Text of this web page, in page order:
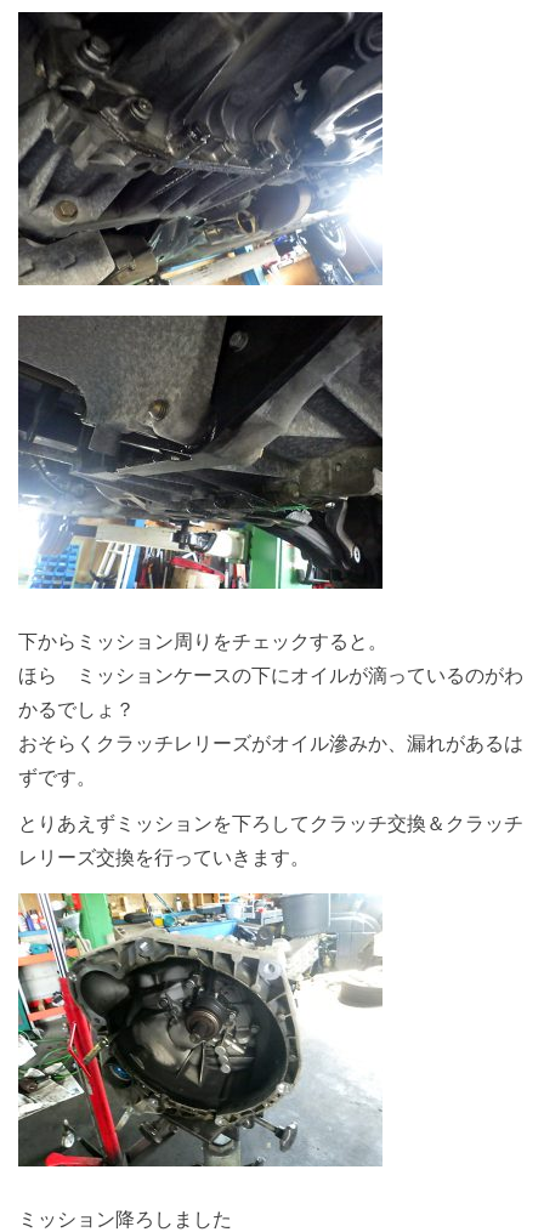
下からミッション周りをチェックすると。
ほら ミッションケースの下にオイルが滴っているのがわ
かるでしょ？
おそらくクラッチレリーズがオイル滲みか、漏れがあるは
ずです。
とりあえずミッションを下ろしてクラッチ交換＆クラッチ
レリーズ交換を行っていきます。
ミッション降ろしました